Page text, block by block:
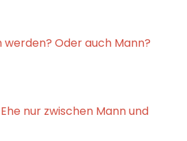
Oder auch Mann?
nur zwischen Mann und